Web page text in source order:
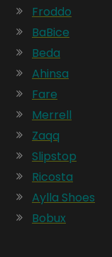
Froddo
BaBice
Beda
Ahinsa
Fare
Merrell
Zaqq
Slipstop
Ricosta
Aylla Shoes
Bobux